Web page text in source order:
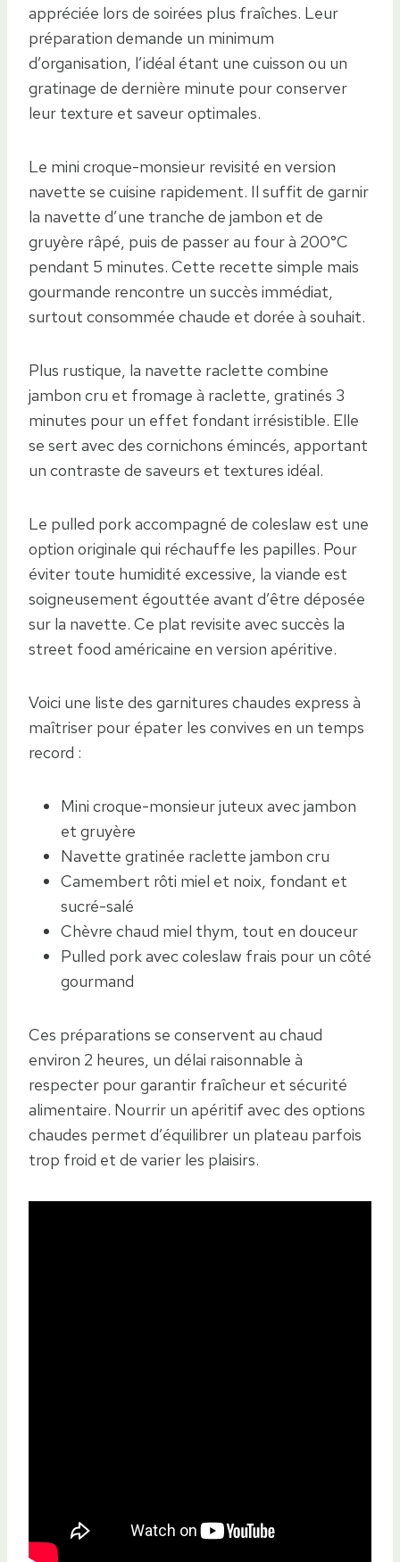
appréciée lors de soirées plus fraîches. Leur
préparation demande un minimum
d’organisation, l’idéal étant une cuisson ou un
gratinage de dernière minute pour conserver
leur texture et saveur optimales.
Le mini croque-monsieur revisité en version
navette se cuisine rapidement. Il suffit de garnir
la navette d’une tranche de jambon et de
gruyère râpé, puis de passer au four à 200°C
pendant 5 minutes. Cette recette simple mais
gourmande rencontre un succès immédiat,
surtout consommée chaude et dorée à souhait.
Plus rustique, la navette raclette combine
jambon cru et fromage à raclette, gratinés 3
minutes pour un effet fondant irrésistible. Elle
se sert avec des cornichons émincés, apportant
un contraste de saveurs et textures idéal.
Le pulled pork accompagné de coleslaw est une
option originale qui réchauffe les papilles. Pour
éviter toute humidité excessive, la viande est
soigneusement égouttée avant d’être déposée
sur la navette. Ce plat revisite avec succès la
street food américaine en version apéritive.
Voici une liste des garnitures chaudes express à
maîtriser pour épater les convives en un temps
record :
Mini croque-monsieur juteux avec jambon
et gruyère
Navette gratinée raclette jambon cru
Camembert rôti miel et noix, fondant et
sucré-salé
Chèvre chaud miel thym, tout en douceur
Pulled pork avec coleslaw frais pour un côté
gourmand
Ces préparations se conservent au chaud
environ 2 heures, un délai raisonnable à
respecter pour garantir fraîcheur et sécurité
alimentaire. Nourrir un apéritif avec des options
chaudes permet d’équilibrer un plateau parfois
trop froid et de varier les plaisirs.